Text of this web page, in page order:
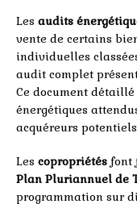
Les audits
vente de certains
individuelles
audit complet
Ce document
énergétiques
acquéreurs
Les copropriétés font
Plan Pluriannuel de
programmation sur